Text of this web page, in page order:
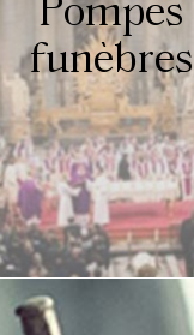
Pompes
funèbres